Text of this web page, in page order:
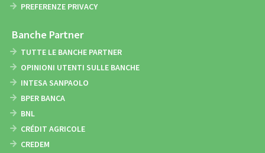
PREFERENZE PRIVACY
Banche Partner
TUTTE LE BANCHE PARTNER
OPINIONI UTENTI SULLE BANCHE
INTESA SANPAOLO
BPER BANCA
BNL
CRÉDIT AGRICOLE
CREDEM